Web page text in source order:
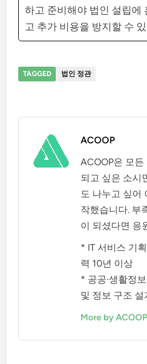
하고 준비해야 법인 설립에
고 추가 비용을 방지할 수
TAGGED 법인 정관
ACOOP
ACOOP은 모
되고 싶은 소시
도 나누고 싶어
작했습니다. 부
이 되셨다면 응
* IT 서비스 기
력 10년 이상
* 공공·생활정
및 정보 구조 설
More by ACOOP